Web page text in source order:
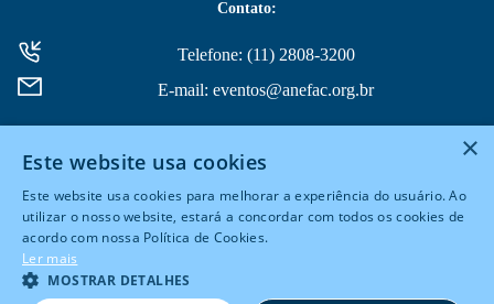
Contato:
Telefone: (11) 2808-3200
E-mail: eventos@anefac.org.br
×
Este website usa cookies
Este website usa cookies para melhorar a experiência do usuário. Ao
utilizar o nosso website, estará a concordar com todos os cookies de
acordo com nossa Política de Cookies.
Ler mais
MOSTRAR DETALHES